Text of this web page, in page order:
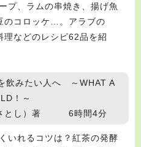
プ、ラムの串焼き、揚げ魚
のコロッケ…。アラブの
理などのレシピ62品を紹
飲みたい人へ ～WHAT A
！～
し）著 6時間4分
いれるコツは？紅茶の発酵